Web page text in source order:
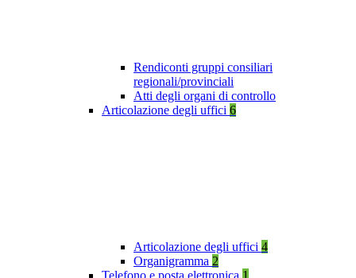
Rendiconti gruppi consiliari
regionali/provinciali
Atti degli organi di controllo
Articolazione degli uffici 6
Articolazione degli uffici 4
Organigramma 2